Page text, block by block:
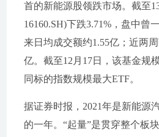
首的新能源股领跌市场。截至
16160.SH)下跌3.71%，盘中曾
来日均成交额约1.55亿；近两
亿。截至12月17日，该基金规
同标的指数规模最大ETF。
据证券时报，2021年是新能源
的一年。“起量”是贯穿整个板